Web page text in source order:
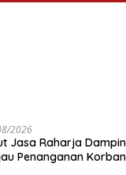
2026
Jasa Raharja
Penanganan